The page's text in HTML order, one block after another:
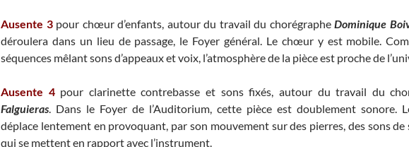
Ausente 3 pour chœur d’enfants, autour du travail du chorégraphe Dominique
déroulera dans un lieu de passage, le Foyer général. Le chœur y est mobile.
séquences mêlant sons d’appeaux et voix, l’atmosphère de la pièce est proche de
Ausente 4pour clarinette contrebasse et sons fixés, autour du travail du
Falguieras. Dans le Foyer de l’Auditorium, cette pièce est doublement sonore.
déplace lentement en provoquant, par son mouvement sur des pierres, des sons de
qui se mettent en rapport avec l’instrument.